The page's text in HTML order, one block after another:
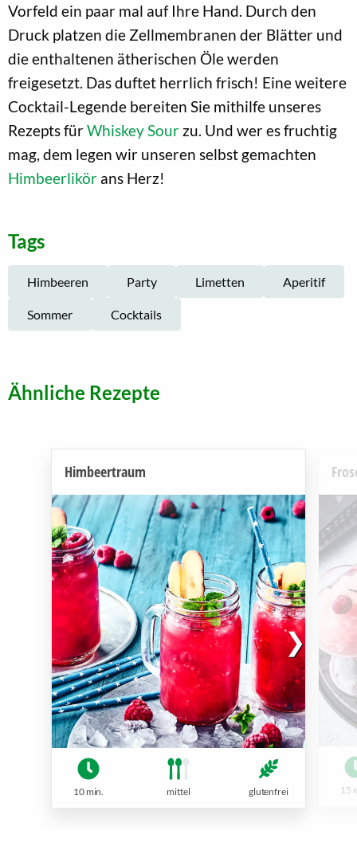
Vorfeld ein paar mal auf Ihre Hand. Durch den
Druck platzen die Zellmembranen der Blätter und
die enthaltenen ätherischen Öle werden
freigesetzt. Das duftet herrlich frisch! Eine weitere
Cocktail-Legende bereiten Sie mithilfe unseres
Rezepts fürWhiskey Sour zu. Und wer es fruchtig
mag, dem legen wir unseren selbst gemachten
Himbeerlikör ans Herz!
Tags
Himbeeren Party Limetten Aperitif
Sommer Cocktails
Ähnliche Rezepte
Himbeertraum
10 min. mittel glutenfrei 15